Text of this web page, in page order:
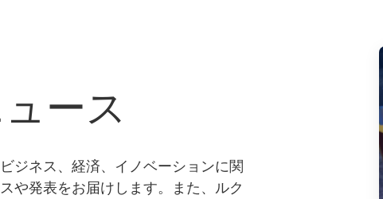
ース
ジネス、経済、イノベーションに関
や発表をお届けします。また、ルク